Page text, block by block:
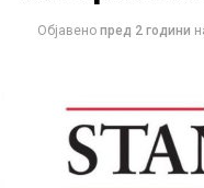
Објавено пред 2 години